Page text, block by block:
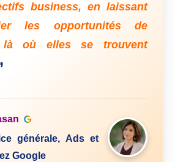
business, en laissant
les opportunités de
là où elles se trouvent
générale, Ads et
Google